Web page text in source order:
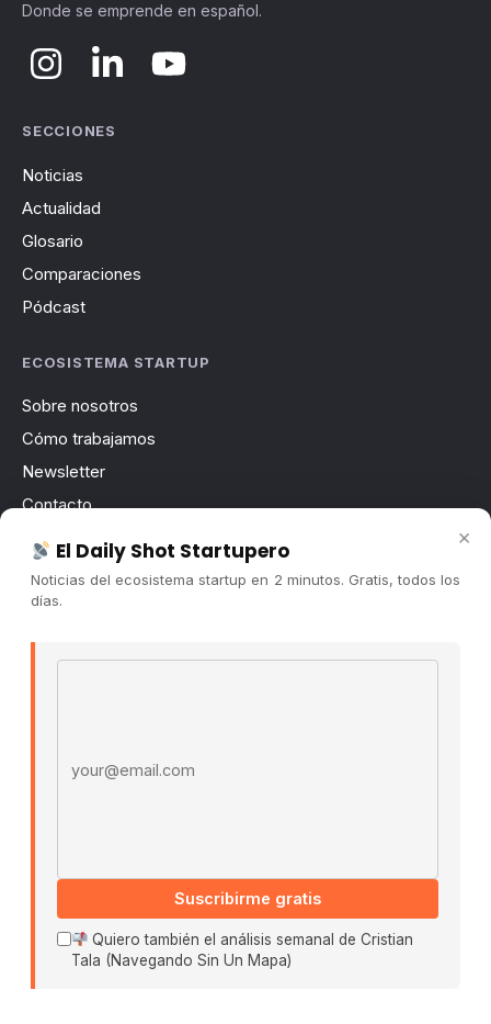
Donde se emprende en español.
SECCIONES
Noticias
Actualidad
Glosario
Comparaciones
Pódcast
ECOSISTEMA STARTUP
Sobre nosotros
Cómo trabajamos
Newsletter
Contacto
Publicidad
Convocatorias
×
El Daily Shot Startupero
Noticias del ecosistema startup en 2 minutos. Gratis, todos los
días.
Suscribirme gratis
Quiero también el análisis semanal de Cristian
Tala (Navegando Sin Un Mapa)
Buscar: